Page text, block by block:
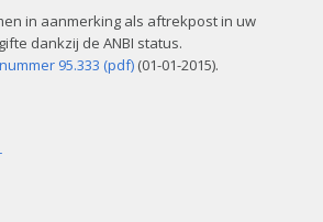
in aanmerking als aftrekpost in uw
dankzij de ANBI status.
95.333 (pdf) (01-01-2015).